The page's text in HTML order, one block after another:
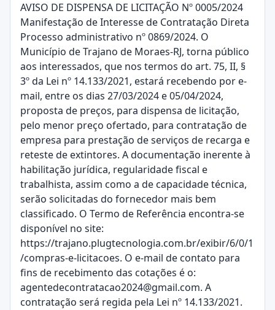
AVISO DE DISPENSA DE LICITAÇÃO Nº 0005/2024
Manifestação de Interesse de Contratação Direta
Processo administrativo nº 0869/2024. O
Município de Trajano de Moraes-RJ, torna público
aos interessados, que nos termos do art. 75, II, §
3º da Lei nº 14.133/2021, estará recebendo por e-
mail, entre os dias 27/03/2024 e 05/04/2024,
proposta de preços, para dispensa de licitação,
pelo menor preço ofertado, para contratação de
empresa para prestação de serviços de recarga e
reteste de extintores. A documentação inerente à
habilitação jurídica, regularidade fiscal e
trabalhista, assim como a de capacidade técnica,
serão solicitadas do fornecedor mais bem
classificado. O Termo de Referência encontra-se
disponível no site:
https://trajano.plugtecnologia.com.br/exibir/6/0/1
/compras-e-licitacoes. O e-mail de contato para
fins de recebimento das cotações é o:
agentedecontratacao2024@gmail.com. A
contratação será regida pela Lei nº 14.133/2021.